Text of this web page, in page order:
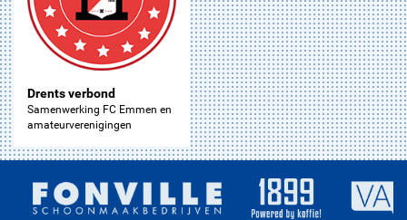
Drents verbond
Samenwerking FC Emmen en
amateurverenigingen